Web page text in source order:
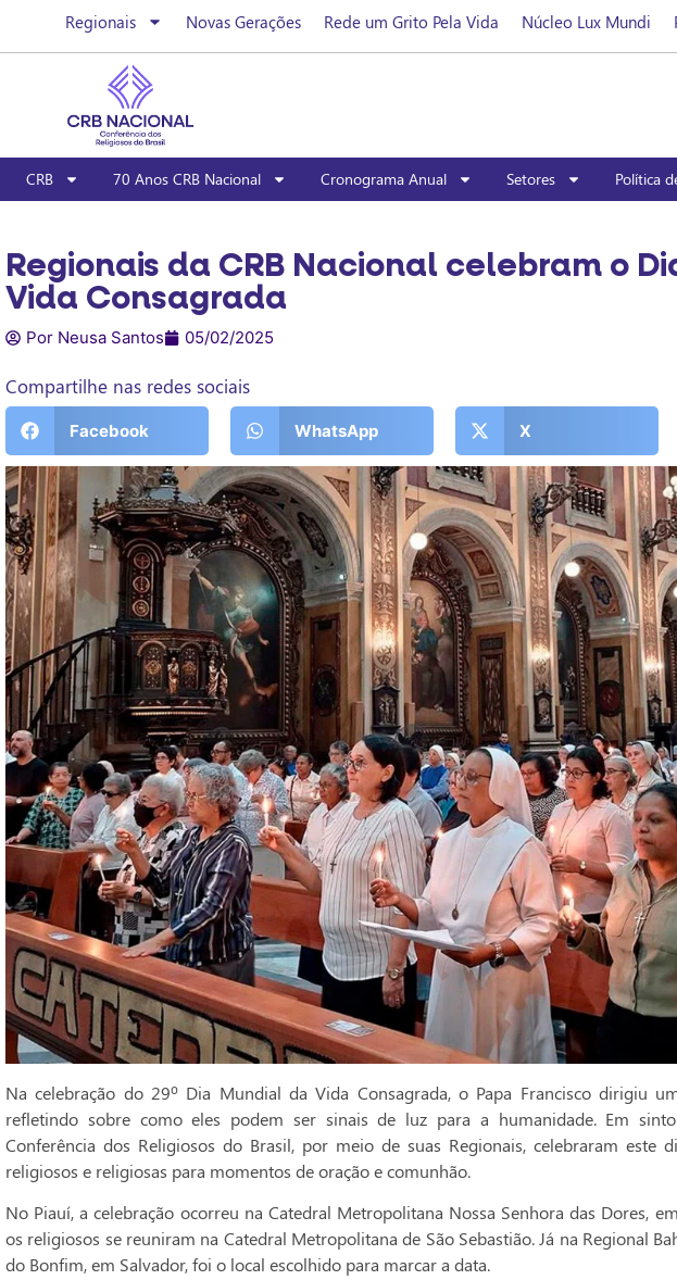
Regionais Novas Gerações Rede um Grito Pela Vida Núcleo Lux Mundi
CRB 70 Anos CRB Nacional Cronograma Anual Setores Política
Regionais da CRB Nacional celebram o
Vida Consagrada
Por Neusa Santos 05/02/2025
Compartilhe nas redes sociais
Facebook WhatsApp X
Na celebração do 29º Dia Mundial da Vida Consagrada, o Papa Francisco dirigiu
refletindo sobre como eles podem ser sinais de luz para a humanidade. Em
Conferência dos Religiosos do Brasil, por meio de suas Regionais, celebraram este
religiosos e religiosas para momentos de oração e comunhão.
No Piauí, a celebração ocorreu na Catedral Metropolitana Nossa Senhora das Dores,
os religiosos se reuniram na Catedral Metropolitana de São Sebastião. Já na Regional
do Bonfim, em Salvador, foi o local escolhido para marcar a data.